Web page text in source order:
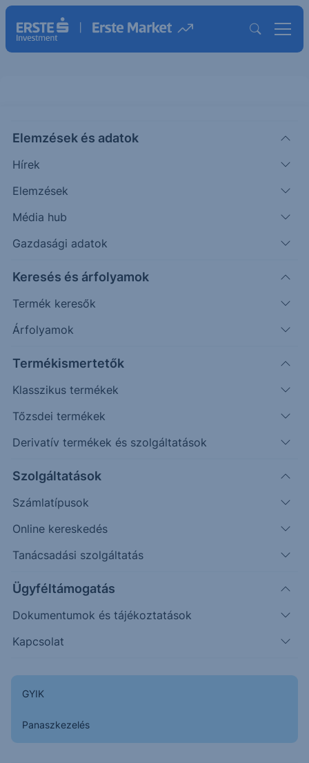
Elemzések és adatok
Hírek
Elemzések
Média hub
Gazdasági adatok
Keresés és árfolyamok
Termék keresők
Árfolyamok
Termékismertetők
Klasszikus termékek
Tőzsdei termékek
Derivatív termékek és szolgáltatások
Szolgáltatások
Számlatípusok
Online kereskedés
Tanácsadási szolgáltatás
Ügyféltámogatás
Dokumentumok és tájékoztatások
Kapcsolat
GYIK
Panaszkezelés
Citi Protect Express Erste
MÖGÖTTES TERMÉK INFORMÁCIÓK
2023. május 30. 15:43
Az eurozóna alapkamatának emelése továbbra is
európai bankszektor jelenleg alacsony
értékeltségen forog
Az Erste Group Közép-Kelet-Európa egyik
központtal. A teljes eszközállomány 324
milliárd euró;
45 ezer embert foglalkoztat, piaci
kapitalizációja pedig megközelíti a 13
A bevételek 45%-a lakossági
szolgáltatásokból, 20%-a vállalati
takarékpénztárakból, a maradék pedig
tőkepiaci szolgáltatásokból származik;
Ausztria, mely ország a bevételek közel
Forward 2023 P/E: 5,8
Árfolyam: